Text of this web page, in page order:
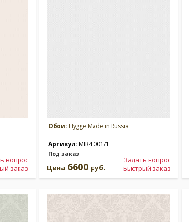
вопрос
заказ
Обои: Hygge Made in Russia
Артикул: MIR4 001/1
Под заказ
Задать вопрос
Быстрый заказ
Цена 6600 руб.